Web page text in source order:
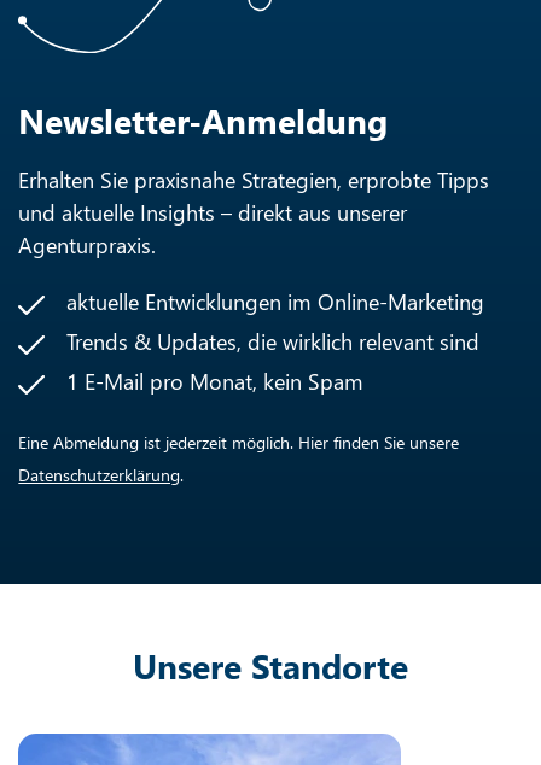
Newsletter-Anmeldung
Erhalten Sie praxisnahe Strategien, erprobte Tipps
und aktuelle Insights – direkt aus unserer
Agenturpraxis.
aktuelle Entwicklungen im Online-Marketing
Trends & Updates, die wirklich relevant sind
1 E-Mail pro Monat, kein Spam
Eine Abmeldung ist jederzeit möglich. Hier finden Sie unsere
Datenschutzerklärung.
Unsere Standorte